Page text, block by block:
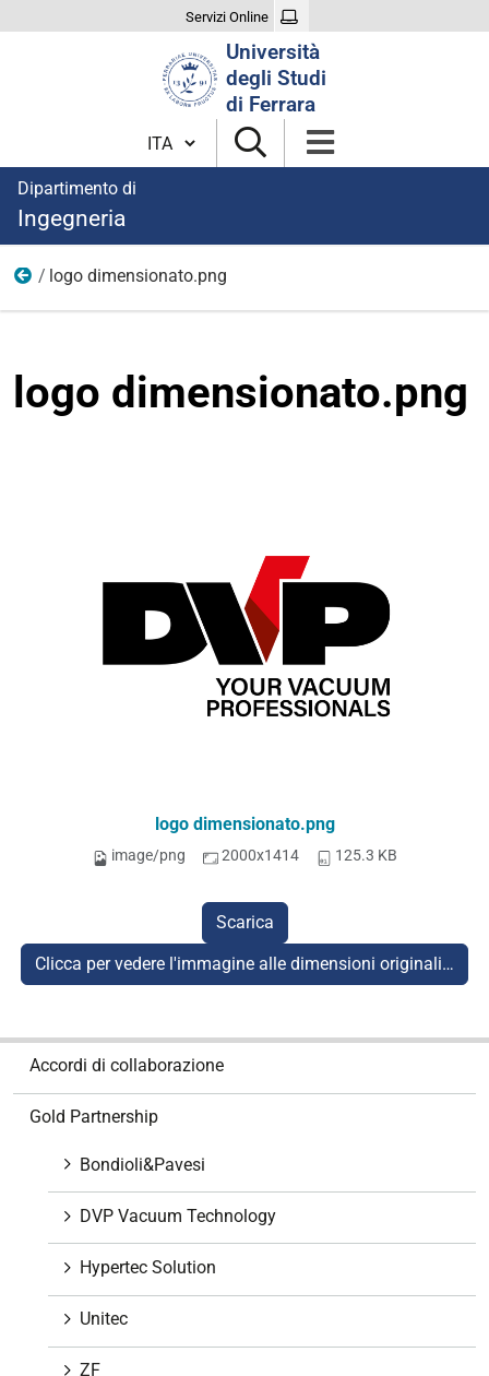
Servizi Online
Università
degli Studi
di Ferrara
Cambia lingua
Dipartimento di
Ingegneria
Immagini Gold Partnership
logo dimensionato.png
logo dimensionato.png
logo dimensionato.png
image/png 2000x1414 125.3 KB
Scarica
Clicca per vedere l'immagine alle dimensioni originali…
Accordi di collaborazione
Gold Partnership
Bondioli&Pavesi
DVP Vacuum Technology
Hypertec Solution
Unitec
ZF